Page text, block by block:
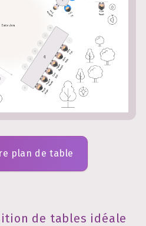
plan de table
de tables idéale